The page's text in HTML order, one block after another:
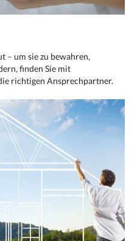
– um sie zu bewahren,
finden Sie mit
richtigen Ansprechpartner.